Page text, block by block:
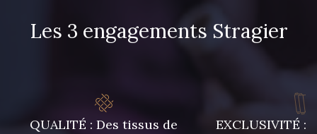
Les 3 engagements Stragier
QUALITÉ : Des tissus de
EXCLUSIVITÉ :